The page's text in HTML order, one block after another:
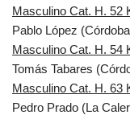
Masculino Cat. H. 52
Pablo López
Masculino Cat. H. 54
Tomás Tabares
Masculino Cat. H. 63
Pedro Prado (La